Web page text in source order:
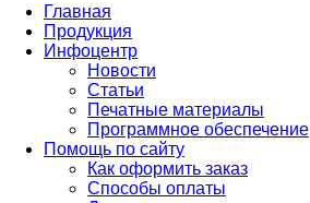
Главная
Продукция
Инфоцентр
Новости
Статьи
Печатные материалы
Программное обеспечение
Помощь по сайту
Как оформить заказ
Способы оплаты